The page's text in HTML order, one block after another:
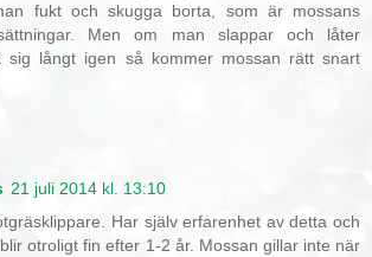
fukt och skugga borta, som är mossans
Men om man slappar och låter
sig långt igen så kommer mossan rätt snart
21 juli 2014 kl. 13:10
Har själv erfarenhet av detta och
otroligt fin efter 1-2 år. Mossan gillar inte när